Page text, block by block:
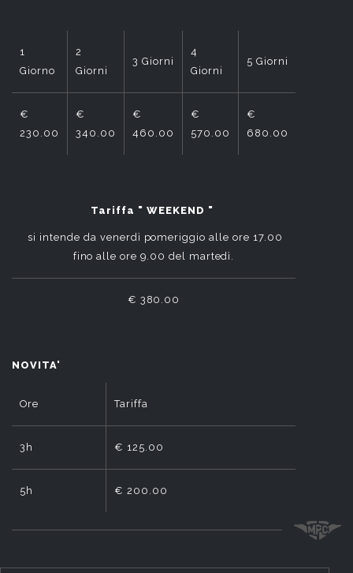
1
Giorno
2
Giorni
3 Giorni
4
Giorni
5 Giorni
€
230.00
€
340.00
€
460.00
€
570.00
€
680.00
Tariffa " WEEKEND "
si intende da venerdì pomeriggio alle ore 17.00
fino alle ore 9.00 del martedì.
€ 380.00
NOVITA'
Ore Tariffa
3h € 125.00
5h € 200.00